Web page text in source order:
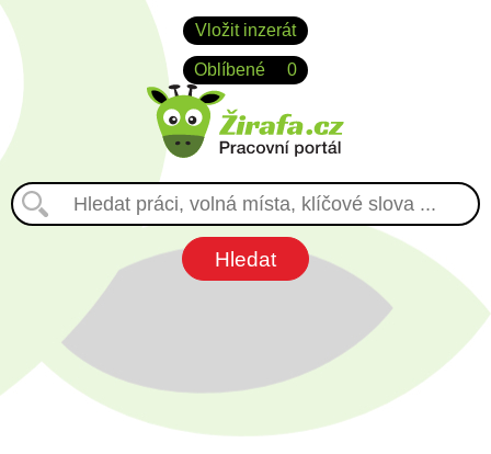
Vložit inzerát
Oblíbené 0